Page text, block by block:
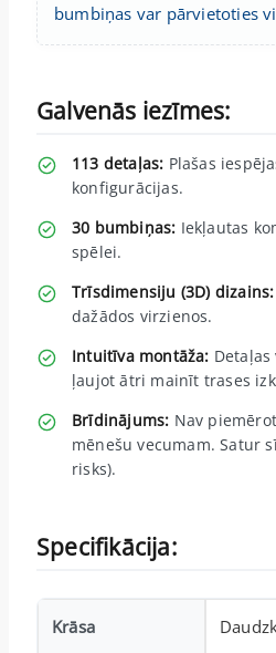
bumbiņas var pārvietoties
Galvenās iezīmes:
113 detaļas: Plašas
konfigurācijas.
30 bumbiņas: Iekļautas
spēlei.
Trīsdimensiju (3D) dizains:
dažādos virzienos.
Intuitīva montāža:
ļaujot ātri mainīt trases
Brīdinājums: Nav
mēnešu vecumam. Satur
risks).
Specifikācija:
Krāsa